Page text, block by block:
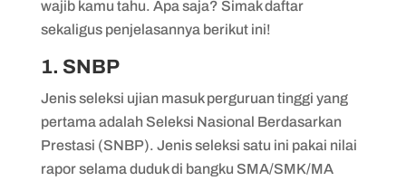
wajib kamu tahu. Apa saja? Simak daftar
sekaligus penjelasannya berikut ini!
1. SNBP
Jenis seleksi ujian masuk perguruan tinggi yang
pertama adalah Seleksi Nasional Berdasarkan
Prestasi (SNBP). Jenis seleksi satu ini pakai nilai
rapor selama duduk di bangku SMA/SMK/MA